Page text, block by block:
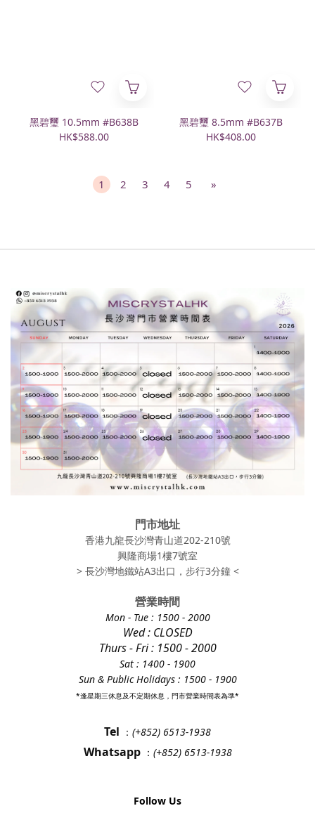
黑碧璽 10.5mm #B638B
HK$588.00
黑碧璽 8.5mm #B637B
HK$408.00
1 2 3 4 5 »
門市地址
香港九龍長沙灣青山道202-210號
興隆商場1樓7號室
> 長沙灣地鐵站A3出口，步行3分鐘 <
營業時間
Mon - Tue: 1500 - 2000
Wed : CLOSED
Thurs - Fri: 1500 - 2000
Sat : 1400 - 1900
Sun & Public Holidays : 1500 - 1900
*逢星期三休息及不定期休息，門市營業時間表為準*
Tel ： (+852) 6513-1938
Whatsapp ： (+852) 6513-1938
Follow Us